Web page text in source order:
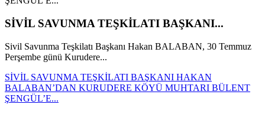
SİVİL SAVUNMA TEŞKİLATI BAŞKANI...
Sivil Savunma Teşkilatı Başkanı Hakan BALABAN, 30 Temmuz
Perşembe günü Kurudere...
SİVİL SAVUNMA TEŞKİLATI BAŞKANI HAKAN
BALABAN’DAN KURUDERE KÖYÜ MUHTARI BÜLENT
ŞENGÜL’E...